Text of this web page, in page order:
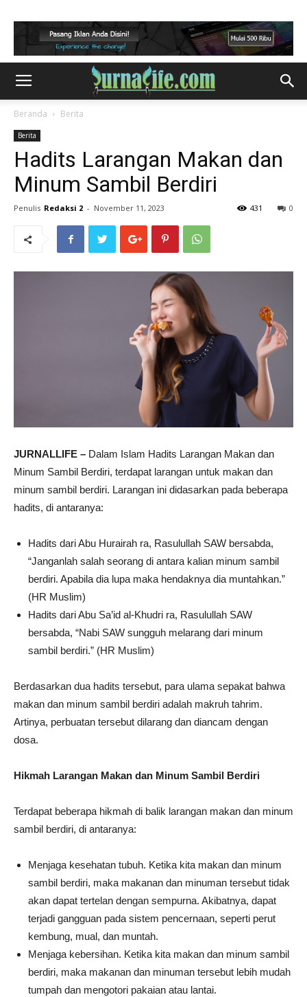
Beranda Berita
Berita
Hadits Larangan Makan dan
Minum Sambil Berdiri
Penulis Redaksi 2 - November 11, 2023 0
431
JURNALLIFE – Dalam Islam Hadits Larangan Makan dan
Minum Sambil Berdiri, terdapat larangan untuk makan dan
minum sambil berdiri. Larangan ini didasarkan pada beberapa
hadits, di antaranya:
Hadits dari Abu Hurairah ra, Rasulullah SAW bersabda,
“Janganlah salah seorang di antara kalian minum sambil
berdiri. Apabila dia lupa maka hendaknya dia muntahkan.”
(HR Muslim)
Hadits dari Abu Sa’id al-Khudri ra, Rasulullah SAW
bersabda, “Nabi SAW sungguh melarang dari minum
sambil berdiri.” (HR Muslim)
Berdasarkan dua hadits tersebut, para ulama sepakat bahwa
makan dan minum sambil berdiri adalah makruh tahrim.
Artinya, perbuatan tersebut dilarang dan diancam dengan
dosa.
Hikmah Larangan Makan dan Minum Sambil Berdiri
Terdapat beberapa hikmah di balik larangan makan dan minum
sambil berdiri, di antaranya:
Menjaga kesehatan tubuh. Ketika kita makan dan minum
sambil berdiri, maka makanan dan minuman tersebut tidak
akan dapat tertelan dengan sempurna. Akibatnya, dapat
terjadi gangguan pada sistem pencernaan, seperti perut
kembung, mual, dan muntah.
Menjaga kebersihan. Ketika kita makan dan minum sambil
berdiri, maka makanan dan minuman tersebut lebih mudah
tumpah dan mengotori pakaian atau lantai.